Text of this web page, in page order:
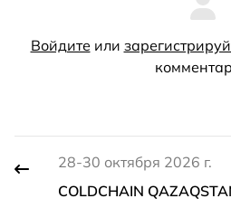
Войдите или
28-30 октября 2026 г.
COLDCHAIN